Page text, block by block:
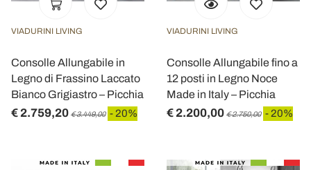
VIADURINI LIVING
Consolle Allungabile in
Legno di Frassino Laccato
Bianco Grigiastro – Picchia
€ 2.759,20 € 3.449,00 - 20%
VIADURINI LIVING
Consolle Allungabile fino a
12 posti in Legno Noce
Made in Italy – Picchia
€ 2.200,00 € 2.750,00 - 20%